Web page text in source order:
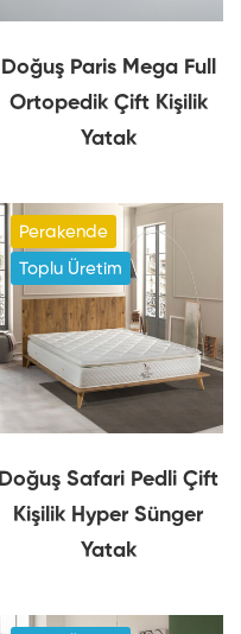
Doğuş Paris Mega Full
Ortopedik Çift Kişilik
Yatak
Perakende
Toplu Üretim
Doğuş Safari Pedli Çift
Kişilik Hyper Sünger
Yatak